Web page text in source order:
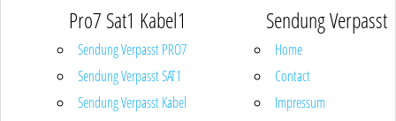
Pro7 Sat1 Kabel1
Sendung Verpasst PRO7
Sendung Verpasst SAT1
Sendung Verpasst Kabel
Sendung Verpasst
Home
Contact
Impressum